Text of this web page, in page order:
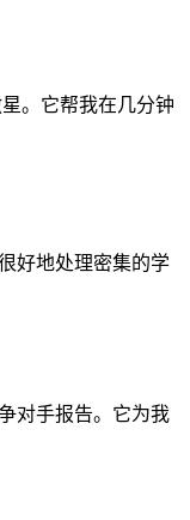
。它帮我在几分钟
好地处理密集的学
对手报告。它为我